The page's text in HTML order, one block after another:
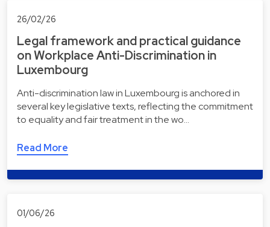
26/02/26
Legal framework and practical guidance
on Workplace Anti-Discrimination in
Luxembourg
Anti-discrimination law in Luxembourg is anchored in
several key legislative texts, reflecting the commitment
to equality and fair treatment in the wo…
Read More
01/06/26